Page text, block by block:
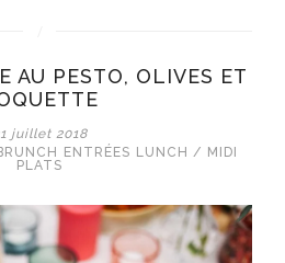
AU PESTO, OLIVES ET
juillet 2018
ENTRÉES LUNCH / MIDI
PLATS